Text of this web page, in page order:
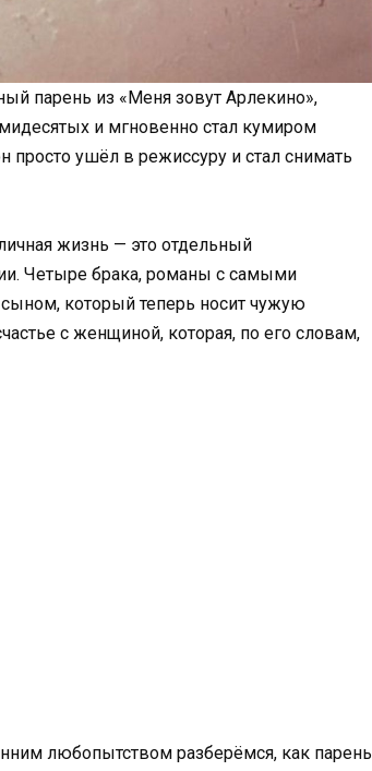
парень из «Меня зовут Арлекино»,
и мгновенно стал кумиром
просто ушёл в режиссуру и стал снимать
жизнь — это отдельный
Четыре брака, романы с самыми
который теперь носит чужую
с женщиной, которая, по его словам,
любопытством разберёмся, как парень